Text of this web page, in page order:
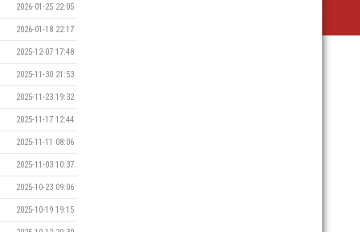
2026-01-25 22:05
2026-01-18 22:17
2025-12-07 17:48
2025-11-30 21:53
2025-11-23 19:32
2025-11-17 12:44
2025-11-11 08:06
2025-11-03 10:37
2025-10-23 09:06
2025-10-19 19:15